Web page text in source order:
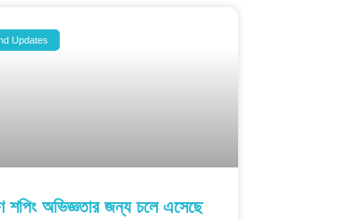
Updates
শপিং অভিজ্ঞতার জন্য চলে এসেছে